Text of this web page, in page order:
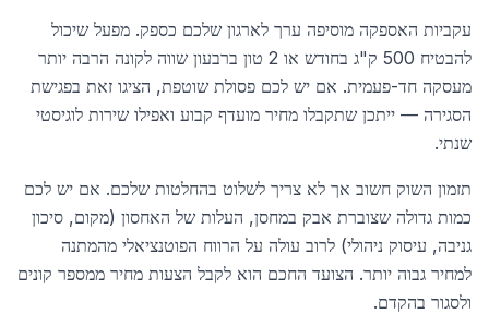
עקביות האספקה מוסיפה ערך לארגון שלכם כספק. מפעל שיכול
להבטיח 500 ק"ג בחודש או 2 טון ברבעון שווה לקונה הרבה יותר
מעסקה חד-פעמית. אם יש לכם פסולת שוטפת, הציגו זאת בפגישת
הסגירה — ייתכן שתקבלו מחיר מועדף קבוע ואפילו שירות לוגיסטי
שנתי.
תזמון השוק חשוב אך לא צריך לשלוט בהחלטות שלכם. אם יש לכם
כמות גדולה שצוברת אבק במחסן, העלות של האחסון (מקום, סיכון
גניבה, עיסוק ניהולי) לרוב עולה על הרווח הפוטנציאלי מהמתנה
למחיר גבוה יותר. הצועד החכם הוא לקבל הצעות מחיר ממספר קונים
ולסגור בהקדם.